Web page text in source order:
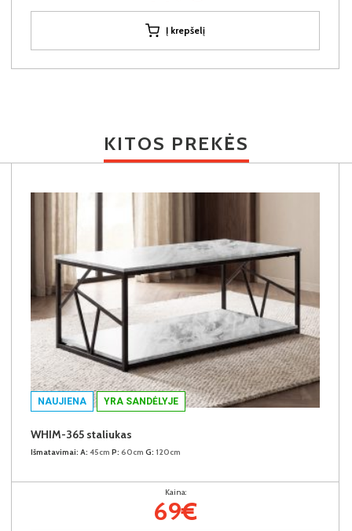
Į krepšelį
KITOS PREKĖS
NAUJIENA YRA SANDĖLYJE
WHIM-365 staliukas
Išmatavimai: A: 45cm P: 60cm G: 120cm
Kaina:
69€